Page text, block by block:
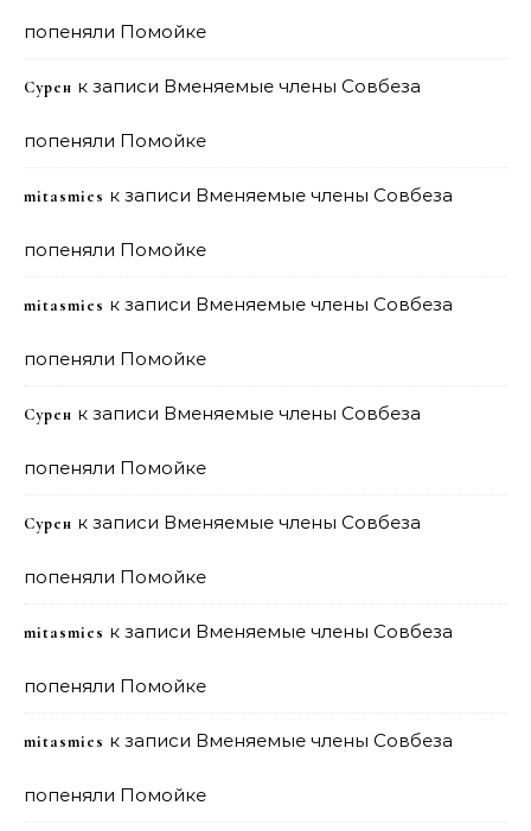
попеняли Помойке
Сурен к записи Вменяемые члены Совбеза
попеняли Помойке
mitasmies к записи Вменяемые члены Совбеза
попеняли Помойке
mitasmies к записи Вменяемые члены Совбеза
попеняли Помойке
Сурен к записи Вменяемые члены Совбеза
попеняли Помойке
Сурен к записи Вменяемые члены Совбеза
попеняли Помойке
mitasmies к записи Вменяемые члены Совбеза
попеняли Помойке
mitasmies к записи Вменяемые члены Совбеза
попеняли Помойке